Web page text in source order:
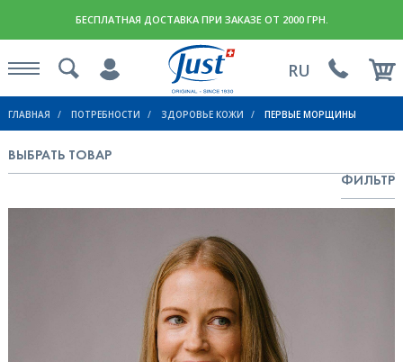
БЕСПЛАТНАЯ ДОСТАВКА ПРИ ЗАКАЗЕ ОТ 2000 ГРН.
RU
ГЛАВНАЯ ПОТРЕБНОСТИ ЗДОРОВЬЕ КОЖИ ПЕРВЫЕ МОРЩИНЫ
ВЫБРАТЬ ТОВАР
ФИЛЬТР